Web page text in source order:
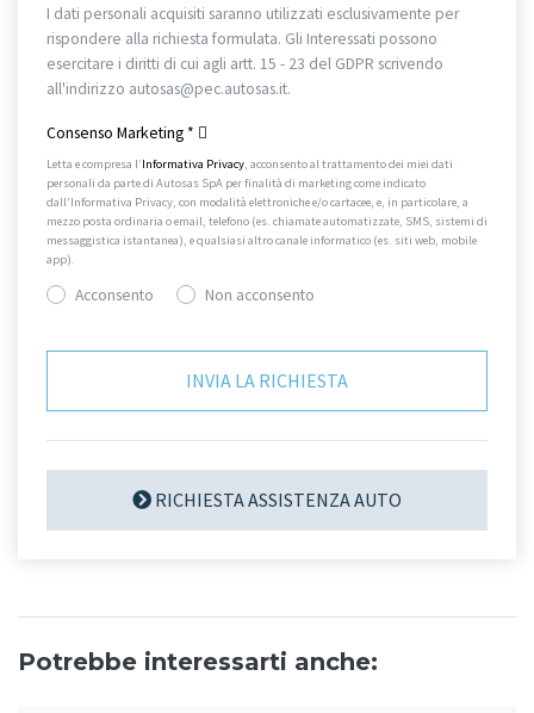
I dati personali acquisiti saranno utilizzati esclusivamente per
rispondere alla richiesta formulata. Gli Interessati possono
esercitare i diritti di cui agli artt. 15 - 23 del GDPR scrivendo
all'indirizzo autosas@pec.autosas.it.
Consenso Marketing *
Letta e compresa l’Informativa Privacy, acconsento al trattamento dei miei dati
personali da parte di Autosas SpA per finalità di marketing come indicato
dall’Informativa Privacy, con modalità elettroniche e/o cartacee, e, in particolare, a
mezzo posta ordinaria o email, telefono (es. chiamate automatizzate, SMS, sistemi di
messaggistica istantanea), e qualsiasi altro canale informatico (es. siti web, mobile
app).
Acconsento Non acconsento
RICHIESTA ASSISTENZA AUTO
Potrebbe interessarti anche: